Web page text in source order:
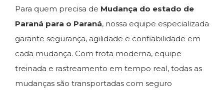
Para quem precisa de Mudança do estado de
Paraná para o Paraná, nossa equipe especializada
garante segurança, agilidade e confiabilidade em
cada mudança. Com frota moderna, equipe
treinada e rastreamento em tempo real, todas as
mudanças são transportadas com seguro